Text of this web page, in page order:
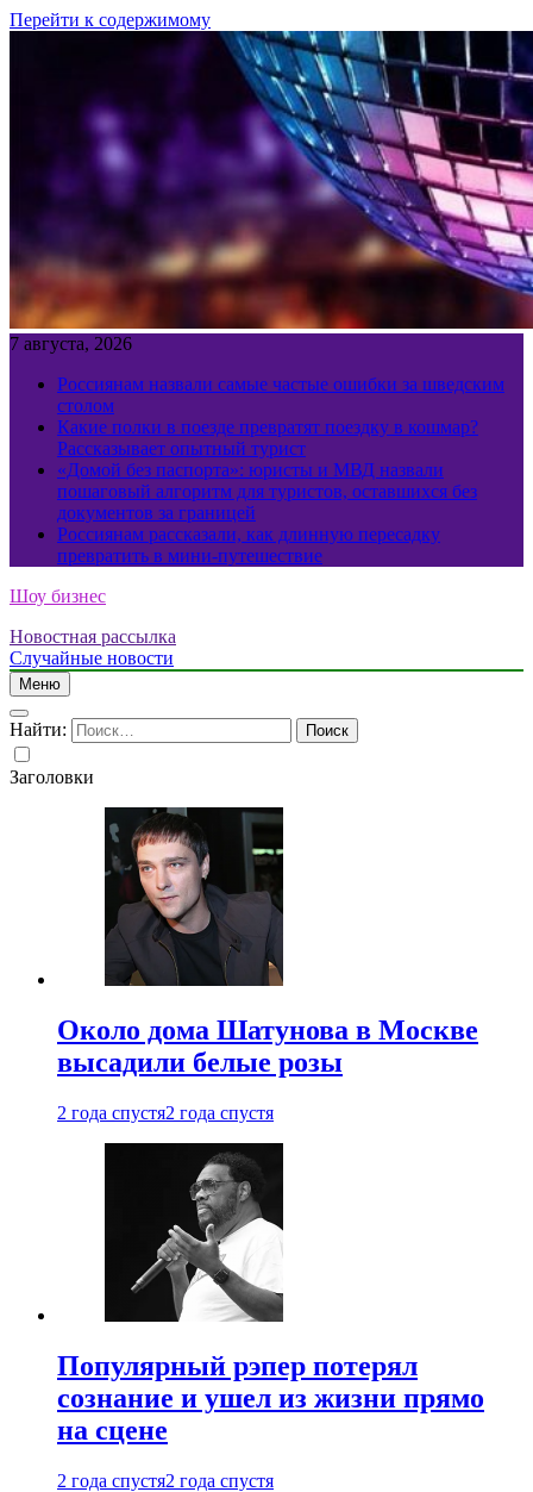
Перейти к содержимому
7 августа, 2026
Россиянам назвали самые частые ошибки за шведским
столом
Какие полки в поезде превратят поездку в кошмар?
Рассказывает опытный турист
«Домой без паспорта»: юристы и МВД назвали
пошаговый алгоритм для туристов, оставшихся без
документов за границей
Россиянам рассказали, как длинную пересадку
превратить в мини-путешествие
Шоу бизнес
Новостная рассылка
Случайные новости
Меню
Найти:
Заголовки
Около дома Шатунова в Москве
высадили белые розы
2 года спустя2 года спустя
Популярный рэпер потерял
сознание и ушел из жизни прямо
на сцене
2 года спустя2 года спустя